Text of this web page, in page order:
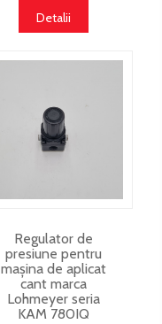
Detalii
Regulator de
presiune pentru
mașina de aplicat
cant marca
Lohmeyer seria
KAM 780IQ